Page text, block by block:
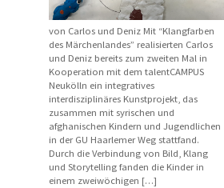
von Carlos und Deniz Mit “Klangfarben
des Märchenlandes” realisierten Carlos
und Deniz bereits zum zweiten Mal in
Kooperation mit dem talentCAMPUS
Neukölln ein integratives
interdisziplinäres Kunstprojekt, das
zusammen mit syrischen und
afghanischen Kindern und Jugendlichen
in der GU Haarlemer Weg stattfand.
Durch die Verbindung von Bild, Klang
und Storytelling fanden die Kinder in
einem zweiwöchigen […]